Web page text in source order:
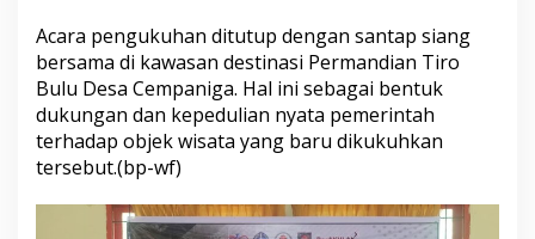
Acara pengukuhan ditutup dengan santap siang
bersama di kawasan destinasi Permandian Tiro
Bulu Desa Cempaniga. Hal ini sebagai bentuk
dukungan dan kepedulian nyata pemerintah
terhadap objek wisata yang baru dikukuhkan
tersebut.(bp-wf)